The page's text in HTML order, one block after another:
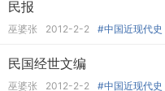
民报
巫婆张 2012-2-2 #中国近现代史
民国经世文编
巫婆张 2012-2-2 #中国近现代史